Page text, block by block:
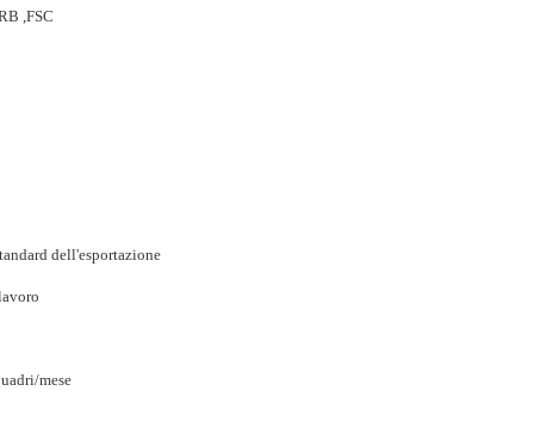
,FSC
dell'esportazione
mese